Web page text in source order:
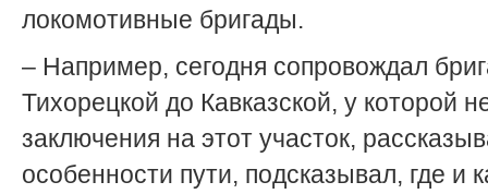
локомотивные бригады.
– Например, сегодня сопровождал
Тихорецкой до Кавказской, у которой
заключения на этот участок,
особенности пути, подсказывал, где и